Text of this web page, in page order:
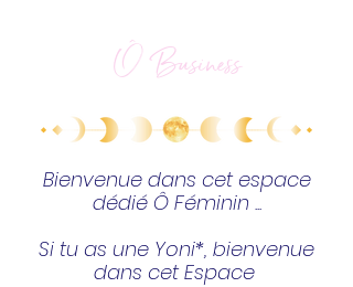
​Ô Business
Bienvenue dans cet espace
dédié Ô Féminin ...
Si tu as une Yoni*, bienvenue
dans cet Espace